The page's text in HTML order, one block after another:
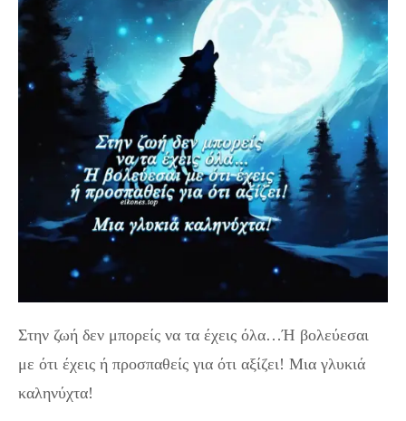
Στην ζωή δεν μπορείς να τα έχεις όλα…Ή βολεύεσαι
με ότι έχεις ή προσπαθείς για ότι αξίζει! Μια γλυκιά
καληνύχτα!